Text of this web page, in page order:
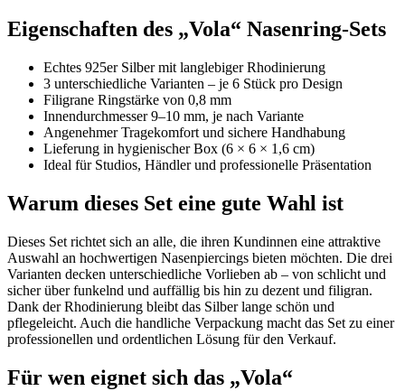
Eigenschaften des „Vola“ Nasenring-Sets
Echtes 925er Silber mit langlebiger Rhodinierung
3 unterschiedliche Varianten – je 6 Stück pro Design
Filigrane Ringstärke von 0,8 mm
Innendurchmesser 9–10 mm, je nach Variante
Angenehmer Tragekomfort und sichere Handhabung
Lieferung in hygienischer Box (6 × 6 × 1,6 cm)
Ideal für Studios, Händler und professionelle Präsentation
Warum dieses Set eine gute Wahl ist
Dieses Set richtet sich an alle, die ihren Kundinnen eine attraktive
Auswahl an hochwertigen Nasenpiercings bieten möchten. Die drei
Varianten decken unterschiedliche Vorlieben ab – von schlicht und
sicher über funkelnd und auffällig bis hin zu dezent und filigran.
Dank der Rhodinierung bleibt das Silber lange schön und
pflegeleicht. Auch die handliche Verpackung macht das Set zu einer
professionellen und ordentlichen Lösung für den Verkauf.
Für wen eignet sich das „Vola“